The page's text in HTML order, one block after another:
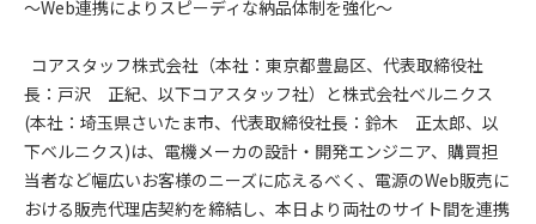
～Web連携によりスピーディな納品体制を強化～
コアスタッフ株式会社（本社：東京都豊島区、代表取締役社
長：戸沢 正紀、以下コアスタッフ社）と株式会社ベルニクス
(本社：埼玉県さいたま市、代表取締役社長：鈴木 正太郎、以
下ベルニクス)は、電機メーカの設計・開発エンジニア、購買担
当者など幅広いお客様のニーズに応えるべく、電源のWeb販売に
おける販売代理店契約を締結し、本日より両社のサイト間を連携